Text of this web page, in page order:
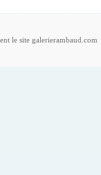
le site galerierambaud.com